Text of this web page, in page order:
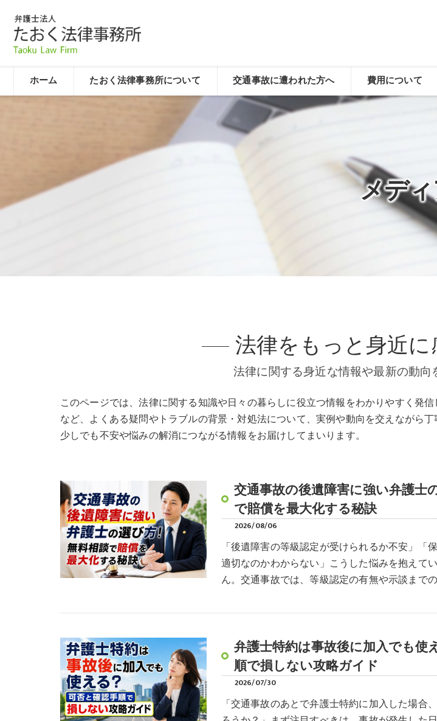
ホーム たおく法律事務所について 交通事故に遭われた方へ 費用について
メデ
法律をもっと身近
法律に関する身近な情報や最新の動
このページでは、法律に関する知識や日々の暮らしに役立つ情報をわかりやすく発
など、よくある疑問やトラブルの背景・対処法について、実例や動向を交えながら
少しでも不安や悩みの解消につながる情報をお届けしてまいります。
交通事故の後遺障害に強い弁護士
で賠償を最大化する秘訣
2026/08/06
「後遺障害の等級認定が受けられるか不安」「
適切なのかわからない」こうした悩みを抱えて
ん。交通事故では、等級認定の有無や示談まで
弁護士特約は事故後に加入でも使
順で損しない攻略ガイド
2026/07/30
「交通事故のあとで弁護士特約に加入した場合